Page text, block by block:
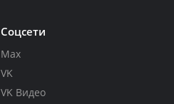
Соцсети
Max
VK
VK Видео